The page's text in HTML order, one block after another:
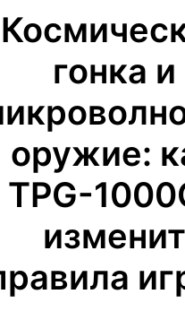
гонка и
оружие:
TPG-
изменит